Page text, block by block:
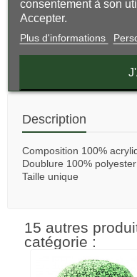
Qualité premium ·
Description
Composition 100%
Doublure 100%
Taille unique
15 autres
catégorie :
consentement à son
Accepter.
Plus d'informations